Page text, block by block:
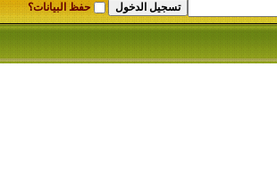
حفظ البيانات؟